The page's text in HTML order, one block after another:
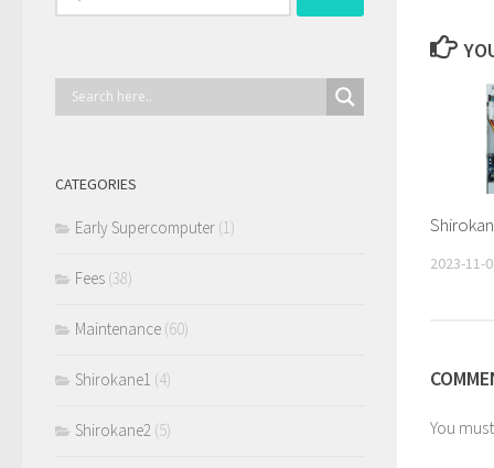
2023-11-
You
for:
CATEGORIES
Early Supercomputer (1)
Fees (38)
Maintenance (60)
Shirokane1 (4)
Shirokane2 (5)